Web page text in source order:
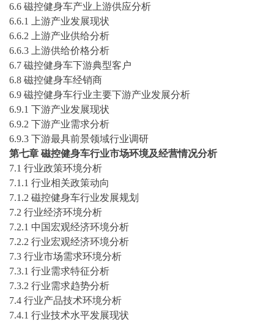
6.6 磁控健身车产业上游供应分析
6.6.1 上游产业发展现状
6.6.2 上游产业供给分析
6.6.3 上游供给价格分析
6.7 磁控健身车下游典型客户
6.8 磁控健身车经销商
6.9 磁控健身车行业主要下游产业发展分析
6.9.1 下游产业发展现状
6.9.2 下游产业需求分析
6.9.3 下游最具前景领域行业调研
第七章 磁控健身车行业市场环境及经营情况分析
7.1 行业政策环境分析
7.1.1 行业相关政策动向
7.1.2 磁控健身车行业发展规划
7.2 行业经济环境分析
7.2.1 中国宏观经济环境分析
7.2.2 行业宏观经济环境分析
7.3 行业市场需求环境分析
7.3.1 行业需求特征分析
7.3.2 行业需求趋势分析
7.4 行业产品技术环境分析
7.4.1 行业技术水平发展现状